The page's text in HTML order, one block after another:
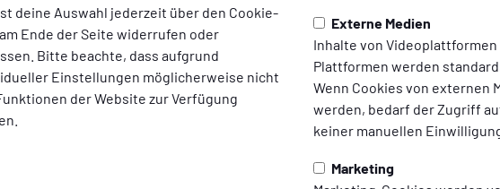
deine Auswahl jederzeit über den Cookie-
Ende der Seite widerrufen oder
Bitte beachte, dass aufgrund
Einstellungen möglicherweise nicht
der Website zur Verfügung
Externe Medien
Inhalte von Videoplattformen
Plattformen werden
Wenn Cookies von externen
werden, bedarf der Zugriff
keiner manuellen
Marketing
Mehr zum Spiel
Zweifel
die Partie auf dem Ernst-Adolf-Sckär-Sportplatz von der ersten Minute an.
7. Minute, Tasmnim El Hamdani erhöhte bereits vier Minuten später auf 0:2.